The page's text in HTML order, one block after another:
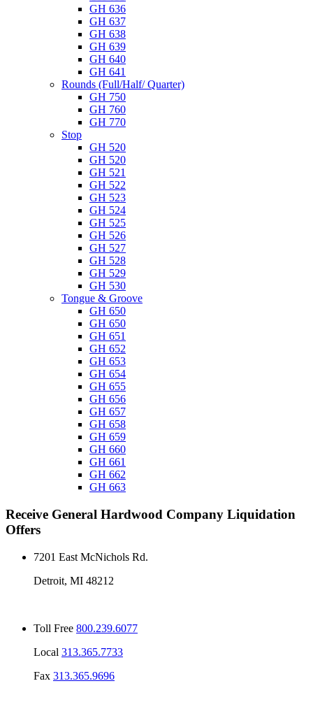
GH 636
GH 637
GH 638
GH 639
GH 640
GH 641
Rounds (Full/Half/ Quarter)
GH 750
GH 760
GH 770
Stop
GH 520
GH 520
GH 521
GH 522
GH 523
GH 524
GH 525
GH 526
GH 527
GH 528
GH 529
GH 530
Tongue & Groove
GH 650
GH 650
GH 651
GH 652
GH 653
GH 654
GH 655
GH 656
GH 657
GH 658
GH 659
GH 660
GH 661
GH 662
GH 663
Receive General Hardwood Company Liquidation
Offers
7201 East McNichols Rd.
Detroit, MI 48212
Toll Free 800.239.6077
Local 313.365.7733
Fax 313.365.9696